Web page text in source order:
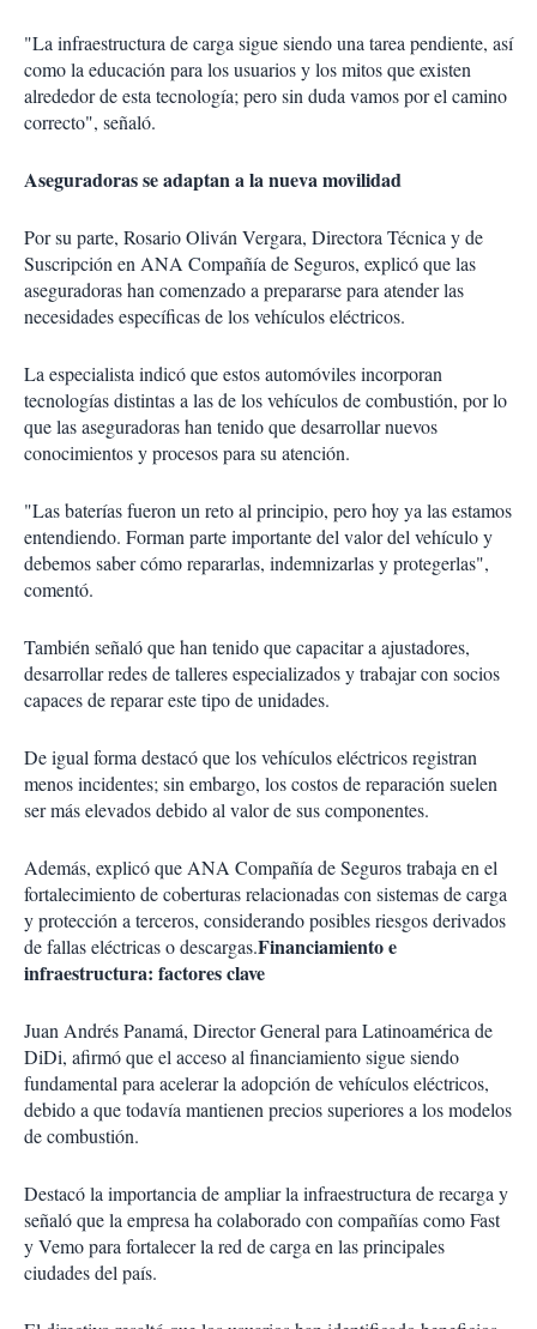
"La infraestructura de carga sigue siendo una tarea pendiente, así
como la educación para los usuarios y los mitos que existen
alrededor de esta tecnología; pero sin duda vamos por el camino
correcto", señaló.
Aseguradoras se adaptan a la nueva movilidad
Por su parte, Rosario Oliván Vergara, Directora Técnica y de
Suscripción en ANA Compañía de Seguros, explicó que las
aseguradoras han comenzado a prepararse para atender las
necesidades específicas de los vehículos eléctricos.
La especialista indicó que estos automóviles incorporan
tecnologías distintas a las de los vehículos de combustión, por lo
que las aseguradoras han tenido que desarrollar nuevos
conocimientos y procesos para su atención.
"Las baterías fueron un reto al principio, pero hoy ya las estamos
entendiendo. Forman parte importante del valor del vehículo y
debemos saber cómo repararlas, indemnizarlas y protegerlas",
comentó.
También señaló que han tenido que capacitar a ajustadores,
desarrollar redes de talleres especializados y trabajar con socios
capaces de reparar este tipo de unidades.
De igual forma destacó que los vehículos eléctricos registran
menos incidentes; sin embargo, los costos de reparación suelen
ser más elevados debido al valor de sus componentes.
Además, explicó que ANA Compañía de Seguros trabaja en el
fortalecimiento de coberturas relacionadas con sistemas de carga
y protección a terceros, considerando posibles riesgos derivados
de fallas eléctricas o descargas.Financiamiento e
infraestructura: factores clave
Juan Andrés Panamá, Director General para Latinoamérica de
DiDi, afirmó que el acceso al financiamiento sigue siendo
fundamental para acelerar la adopción de vehículos eléctricos,
debido a que todavía mantienen precios superiores a los modelos
de combustión.
Destacó la importancia de ampliar la infraestructura de recarga y
señaló que la empresa ha colaborado con compañías como Fast
y Vemo para fortalecer la red de carga en las principales
ciudades del país.